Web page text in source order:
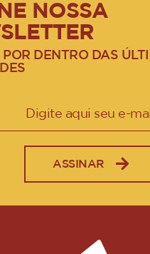
NOSSA
POR DENTRO DAS
ASSINAR